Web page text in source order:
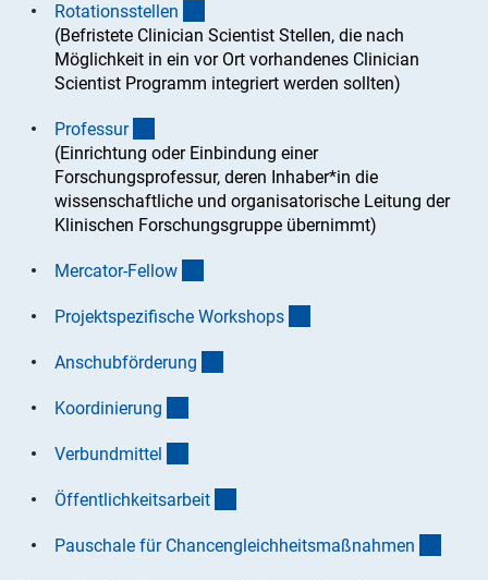
Rotationsstellen
(Befristete Clinician Scientist Stellen, die nach
Möglichkeit in ein vor Ort vorhandenes Clinician
Scientist Programm integriert werden sollten)
Professur
(Einrichtung oder Einbindung einer
Forschungsprofessur, deren Inhaber*in die
wissenschaftliche und organisatorische Leitung der
Klinischen Forschungsgruppe übernimmt)
Mercator-Fellow
Projektspezifische Workshops
Anschubförderung
Koordinierung
Verbundmitte
Öffentlichkeitsarbeit
Pauschale für Chancengleichheitsmaßnahmen